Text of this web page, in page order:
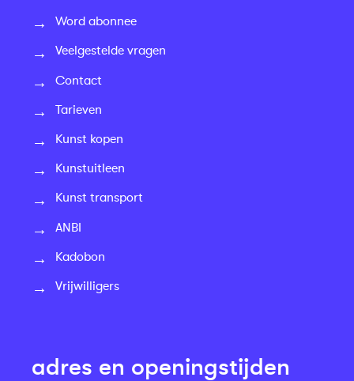
Word abonnee
Veelgestelde vragen
Contact
Tarieven
Kunst kopen
Kunstuitleen
Kunst transport
ANBI
Kadobon
Vrijwilligers
adres en openingstijden